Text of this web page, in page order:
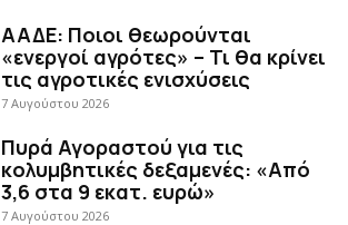
ΑΑΔΕ: Ποιοι θεωρούνται
«ενεργοί αγρότες» – Τι θα κρίνει
τις αγροτικές ενισχύσεις
7 Αυγούστου 2026
Πυρά Αγοραστού για τις
κολυμβητικές δεξαμενές: «Από
3,6 στα 9 εκατ. ευρώ»
7 Αυγούστου 2026